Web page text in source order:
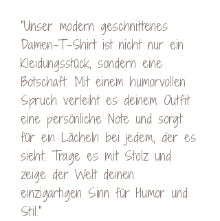
"Unser modern geschnittenes
Damen-T-Shirt ist nicht nur ein
Kleidungsstück, sondern eine
Botschaft. Mit einem humorvollen
Spruch verleiht es deinem Outfit
eine persönliche Note und sorgt
für ein Lächeln bei jedem, der es
sieht. Trage es mit Stolz und
zeige der Welt deinen
einzigartigen Sinn für Humor und
Stil."